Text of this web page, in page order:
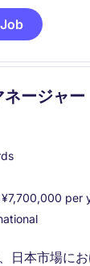
、本社組織
ーズをHQ（
ージャ
per
日本市場に